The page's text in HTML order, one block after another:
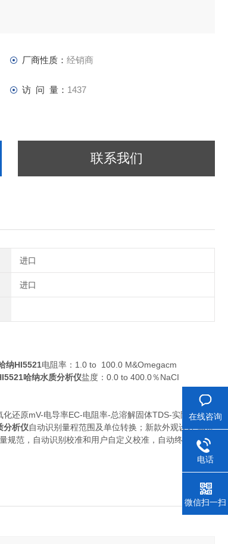
厂商性质： 经销商
访 问 量： 1437
联系我们
进口
进口
纳HI5521电阻率：1.0 to 100.0 M&Omegacm
哈纳水质分析仪盐度：0.0 to 400.0％NaCI
还原mV-电导率EC-电阻率-总溶解固体TDS-实际盐度
分析仪自动识别量程范围及单位转换；新款外观设计,随屏
规范，自动识别校准和用户自定义校准，自动终点锁定
在线咨询
电话
微信扫一扫